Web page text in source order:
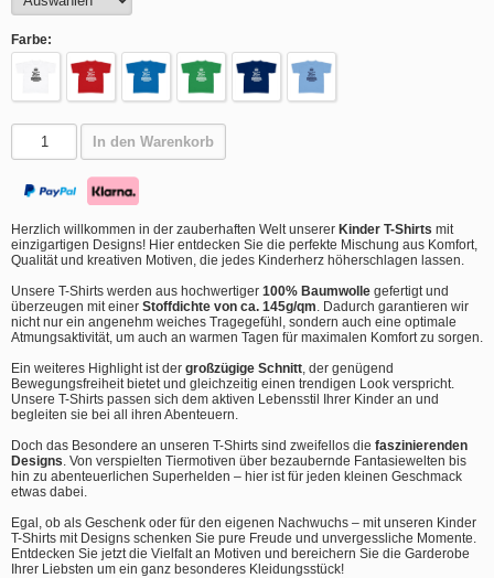
Farbe:
In den Warenkorb
Herzlich willkommen in der zauberhaften Welt unserer Kinder T-Shirts mit
einzigartigen Designs! Hier entdecken Sie die perfekte Mischung aus Komfort,
Qualität und kreativen Motiven, die jedes Kinderherz höherschlagen lassen.
Unsere T-Shirts werden aus hochwertiger 100% Baumwolle gefertigt und
überzeugen mit einer Stoffdichte von ca. 145g/qm . Dadurch garantieren wir
nicht nur ein angenehm weiches Tragegefühl, sondern auch eine optimale
Atmungsaktivität, um auch an warmen Tagen für maximalen Komfort zu sorgen.
Ein weiteres Highlight ist der großzügige Schnitt , der genügend
Bewegungsfreiheit bietet und gleichzeitig einen trendigen Look verspricht.
Unsere T-Shirts passen sich dem aktiven Lebensstil Ihrer Kinder an und
begleiten sie bei all ihren Abenteuern.
Doch das Besondere an unseren T-Shirts sind zweifellos die faszinierenden
Designs . Von verspielten Tiermotiven über bezaubernde Fantasiewelten bis
hin zu abenteuerlichen Superhelden – hier ist für jeden kleinen Geschmack
etwas dabei.
Egal, ob als Geschenk oder für den eigenen Nachwuchs – mit unseren Kinder
T-Shirts mit Designs schenken Sie pure Freude und unvergessliche Momente.
Entdecken Sie jetzt die Vielfalt an Motiven und bereichern Sie die Garderobe
Ihrer Liebsten um ein ganz besonderes Kleidungsstück!